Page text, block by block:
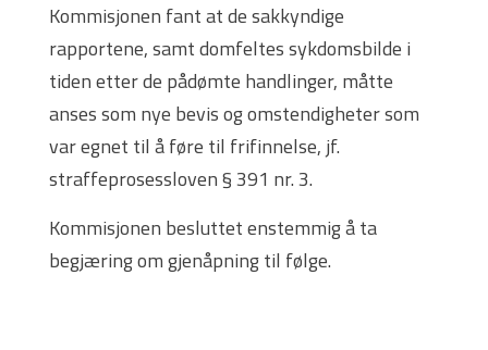
Kommisjonen fant at de sakkyndige
rapportene, samt domfeltes sykdomsbilde i
tiden etter de pådømte handlinger, måtte
anses som nye bevis og omstendigheter som
var egnet til å føre til frifinnelse, jf.
straffeprosessloven § 391 nr. 3.
Kommisjonen besluttet enstemmig å ta
begjæring om gjenåpning til følge.